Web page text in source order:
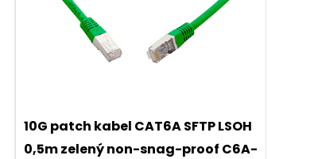
10G patch kabel CAT6A SFTP LSOH
0,5m zelený non-snag-proof C6A-